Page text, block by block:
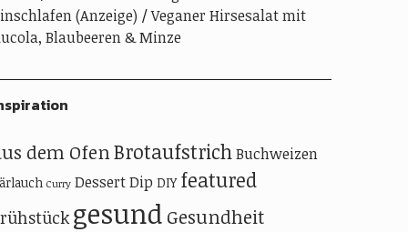
(Anzeige)
Veganer Hirsesalat mit
Blaubeeren & Minze
dem OfenBrotaufstrichBuchweizen
Curry DessertDip DIY featured
gesund Gesundheit